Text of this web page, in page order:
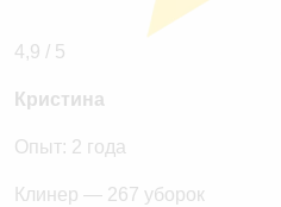
4,9 / 5
Кристина
Опыт: 2 года
Клинер — 267 уборок